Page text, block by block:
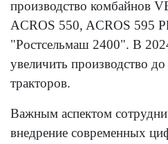
производство комбайнов
ACROS 550, ACROS 595
"Ростсельмаш 2400". В
увеличить производство
тракторов.
Важным аспектом
внедрение современных